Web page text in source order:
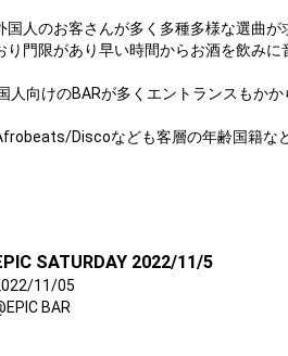
人のお客さんが多く多種多様な選曲が
り門限があり早い時間からお酒を飲み
人向けのBARが多くエントランスもか
Discoなども客層の年齢国籍な
ますので、
SATURDAY 2022/11/5
11/05
BAR